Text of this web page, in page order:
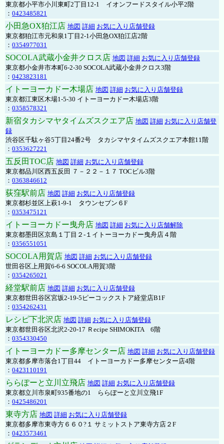
東京都小平市小川東町2丁目12-1 イオンフードスタイル小平2階
： 0423485821
小田急OX狛江店 地図 詳細 お気に入り店舗登録
東京都狛江市元和泉1丁目2-1小田急OX狛江店2階
： 0354977031
SOCOLA武蔵小金井クロス店 地図 詳細 お気に入り店舗登録
東京都小金井市本町6-2-30 SOCOLA武蔵小金井クロス3階
： 0423823181
イトーヨーカドー木場店 地図 詳細 お気に入り店舗登録
東京都江東区木場1-5-30 イトーヨーカドー木場店3階
： 0358578321
新宿タカシマヤタイムズスクエア店 地図 詳細 お気に入り店舗登
録
渋谷区千駄ヶ谷5丁目24番2号 タカシマヤタイムズスクエア本館11階
： 0353627221
五反田TOC店 地図 詳細 お気に入り店舗登録
東京都品川区西五反田 ７－２２－１７ TOCビル3階
： 0363846612
荻窪駅前店 地図 詳細 お気に入り店舗登録
東京都杉並区上萩1-9-1 タウンセブン６F
： 0353475121
イトーヨーカドー曳舟店 地図 詳細 お気に入り店舗解除
東京都墨田区京島１丁目２-１イトーヨーカドー曳舟店４階
： 0356551051
SOCOLA用賀店 地図 詳細 お気に入り店舗登録
世田谷区上用賀6-6-6 SOCOLA用賀3階
： 0354265021
経堂駅前店 地図 詳細 お気に入り店舗登録
東京都世田谷区宮坂2-19-5ピーコックストア経堂店B1F
： 0354262431
レシピ下北沢店 地図 詳細 お気に入り店舗登録
東京都世田谷区北沢2-20-17 Ｒecipe SHIMOKITA 6階
： 0354330450
イトーヨーカドー多摩センター店 地図 詳細 お気に入り店舗登録
東京都多摩市落合1丁目44 イトーヨーカドー多摩センター店4階
： 0423110191
ららぽーと立川立飛店 地図 詳細 お気に入り店舗登録
東京都立川市泉町935番地の1 ららぽーと立川立飛1F
： 0425486201
東寺方店 地図 詳細 お気に入り店舗登録
東京都多摩市東寺方６６０?１ サミットストア東寺方店２F
： 0423573461